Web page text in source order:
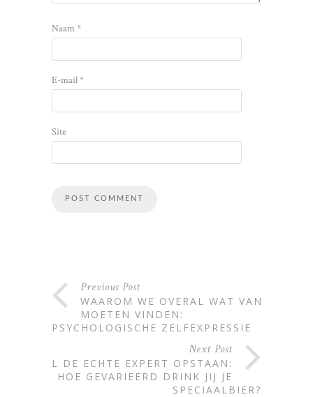
Naam*
E-mail*
Site
Previous Post
WAAROM WE OVERAL WAT VAN
MOETEN VINDEN:
PSYCHOLOGISCHE ZELFEXPRESSIE
Next Post
WIL DE ECHTE EXPERT OPSTAAN:
HOE GEVARIEERD DRINK JIJ JE
SPECIAALBIER?